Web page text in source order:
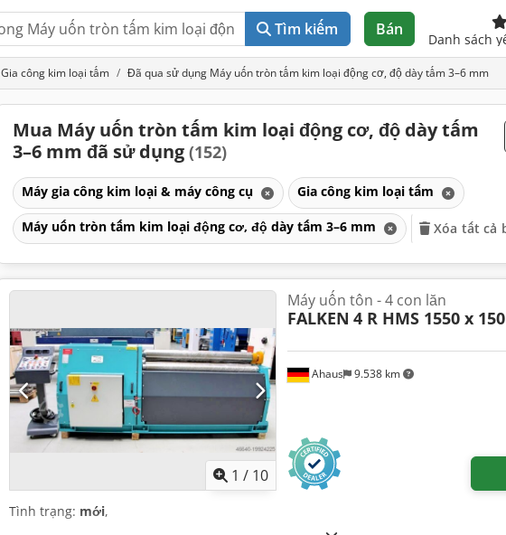
Tìm kiếm Bán
Danh sách
Gia công kim loại tấm Đã qua sử dụng Máy uốn tròn tấm kim loại động cơ, độ dày tấm 3–6 mm
Mua Máy uốn tròn tấm kim loại động cơ, độ dày tấm
3–6 mm đã sử dụng (152)
Máy gia công kim loại & máy công cụ Gia công kim loại tấm
Máy uốn tròn tấm kim loại động cơ, độ dày tấm 3–6 mm Xóa tất cả
1 / 10
Ahaus 9.538 km
Máy uốn tôn - 4 con lăn
FALKEN 4 R HMS 1550 x 150
Tình trạng: mới,